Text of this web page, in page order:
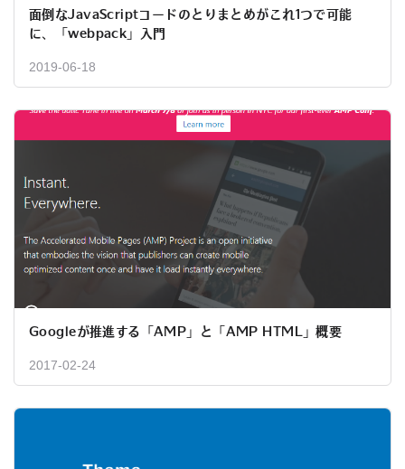
面倒なJavaScriptコードのとりまとめがこれ1つで可能
に、「webpack」入門
2019-06-18
Googleが推進する「AMP」と「AMP HTML」概要
2017-02-24